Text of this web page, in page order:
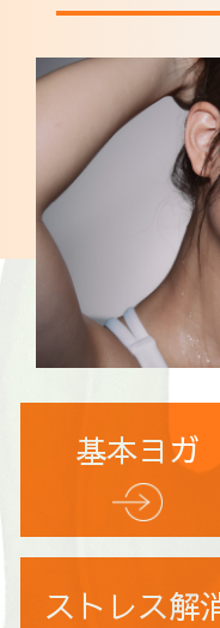
基本ヨガ
ストレス解